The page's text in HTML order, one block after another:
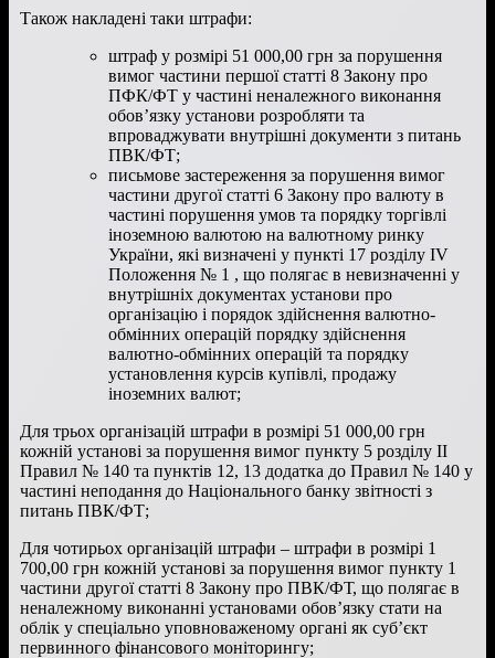
Також накладені таки штрафи:
штраф у розмірі 51 000,00 грн за порушення
вимог частини першої статті 8 Закону про
ПФК/ФТ у частині неналежного виконання
обов’язку установи розробляти та
впроваджувати внутрішні документи з питань
ПВК/ФТ;
письмове застереження за порушення вимог
частини другої статті 6 Закону про валюту в
частині порушення умов та порядку торгівлі
іноземною валютою на валютному ринку
України, які визначені у пункті 17 розділу IV
Положення № 1 , що полягає в невизначенні у
внутрішніх документах установи про
організацію і порядок здійснення валютно-
обмінних операцій порядку здійснення
валютно-обмінних операцій та порядку
установлення курсів купівлі, продажу
іноземних валют;
Для трьох організацій штрафи в розмірі 51 000,00 грн
кожній установі за порушення вимог пункту 5 розділу ІІ
Правил № 140 та пунктів 12, 13 додатка до Правил № 140 у
частині неподання до Національного банку звітності з
питань ПВК/ФТ;
Для чотирьох організацій штрафи – штрафи в розмірі 1
700,00 грн кожній установі за порушення вимог пункту 1
частини другої статті 8 Закону про ПВК/ФТ, що полягає в
неналежному виконанні установами обов’язку стати на
облік у спеціально уповноваженому органі як суб’єкт
первинного фінансового моніторингу;